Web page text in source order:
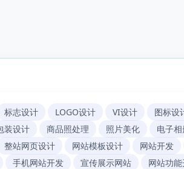
标志设计 LOGO设计 VI设计
图标设
装设计 商品照处理 照片美化
电子
整站网页设计 网站模板设计
网站开发
手机网站开发 宣传展示网站
网站功